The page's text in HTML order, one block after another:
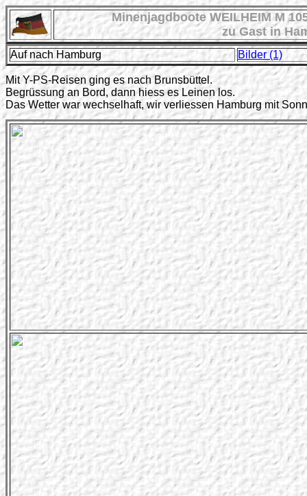
Minenjagdboote WEILHEIM M
zu Gast in
Auf nach Hamburg Bilder (1)
Mit Y-PS-Reisen ging es nach Brunsbüttel.
Begrüssung an Bord, dann hiess es Leinen los.
Das Wetter war wechselhaft, wir verliessen Hamburg mit